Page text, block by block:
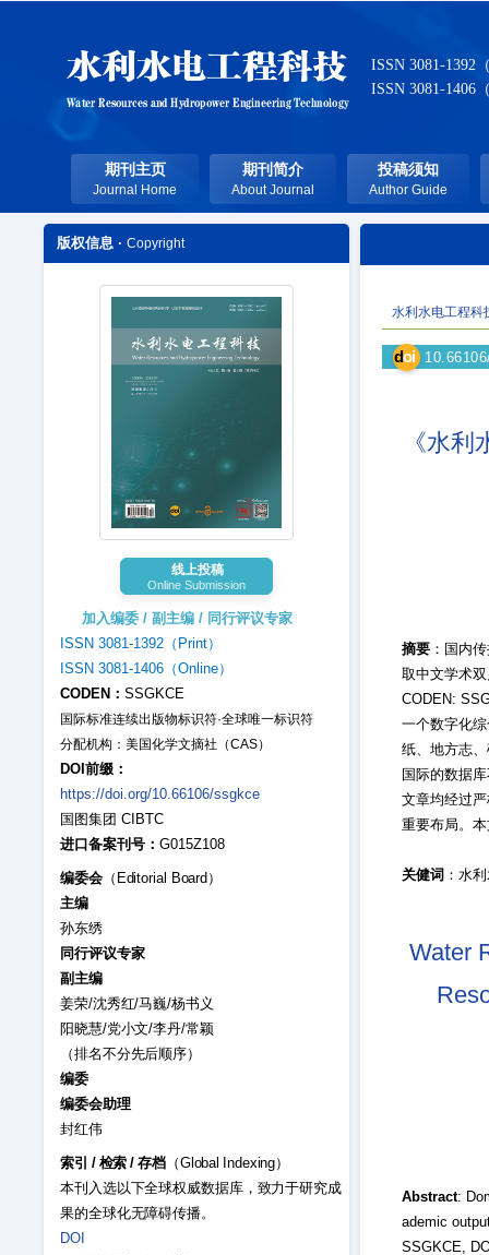
ISSN 3081-1392
ISSN 3081-1406
期刊主页
Journal Home
期刊简介
About Journal
投稿须知
Author Guide
版权信息 · Copyright
线上投稿
Online Submission
加入编委 / 副主编 / 同行评议专家
ISSN 3081-1392（Print）
ISSN 3081-1406（Online）
CODEN： SSGKCE
国际标准连续出版物标识符·全球唯一标识符
分配机构：美国化学文摘社（CAS）
DOI前缀：
https://doi.org/10.66106/ssgkce
国图集团 CIBTC
进口备案刊号： G015Z108
编委会（Editorial Board）
主编
孙东绣
同行评议专家
副主编
姜荣/沈秀红/马巍/杨书义
阳晓慧/党小文/李丹/常颖
（排名不分先后顺序）
编委
编委会助理
封红伟
索引 / 检索 /存档（Global Indexing）
本刊入选以下全球权威数据库，致力于研究成
果的全球化无障碍传播。
DOI
水利水电工程科
doi
《水
摘要：国内
取中文学术
CODEN:
一个数字化
纸、地方志
国际的数据
文章均经过
重要布局。
关健词 ：水
Water
Abstract:
ademic
SSGKCE,